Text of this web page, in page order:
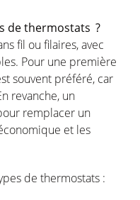
dethermostats ?
fil ou filaires, avec
Pour une première
souvent préféré, car
revanche, un
remplacer un
et les
de thermostats :